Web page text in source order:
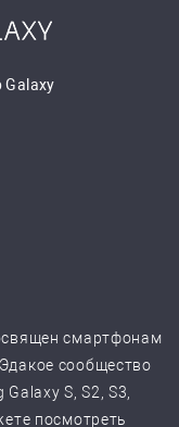
Galaxy
смартфонам
сообщество
S, S2, S3,
посмотреть